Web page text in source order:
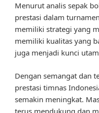
Menurut analis sepak
prestasi dalam
memiliki strategi yang
memiliki kualitas yang
juga menjadi kunci
Dengan semangat dan
prestasi timnas
semakin meningkat.
terus mendukung dan